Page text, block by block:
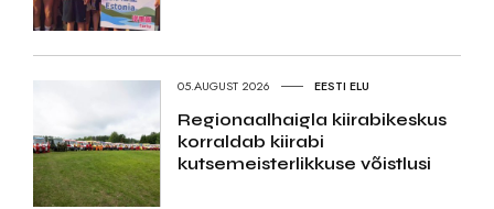
05.AUGUST 2026 EESTI ELU
Regionaalhaigla kiirabikeskus
korraldab kiirabi
kutsemeisterlikkuse võistlusi